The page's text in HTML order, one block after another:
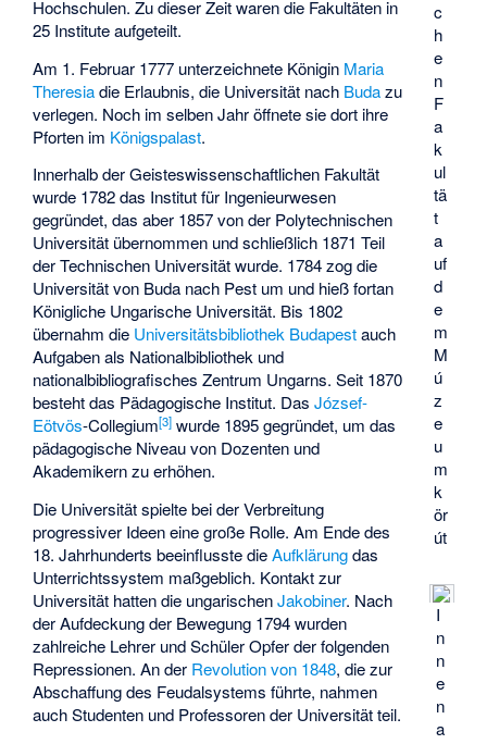
c
h
e
n
F
a
k
ul
tä
t
a
uf
d
e
m
M
ú
z
e
u
m
k
ör
út
I
n
n
e
n
a
Hochschulen. Zu dieser Zeit waren die Fakultäten in
25 Institute aufgeteilt.
Am 1. Februar 1777 unterzeichnete Königin Maria
Theresiadie Erlaubnis, die Universität nach Budazu
verlegen. Noch im selben Jahr öffnete sie dort ihre
Pforten im Königspalast.
Innerhalb der Geisteswissenschaftlichen Fakultät
wurde 1782 das Institut für Ingenieurwesen
gegründet, das aber 1857 von der Polytechnischen
Universität übernommen und schließlich 1871 Teil
der Technischen Universität wurde. 1784 zog die
Universität von Buda nach Pest um und hieß fortan
Königliche Ungarische Universität. Bis 1802
übernahm die Universitätsbibliothek Budapestauch
Aufgaben als Nationalbibliothek und
nationalbibliografisches Zentrum Ungarns. Seit 1870
besteht das Pädagogische Institut. DasJózsef-
Eötvös-Collegium[3] wurde 1895 gegründet, um das
pädagogische Niveau von Dozenten und
Akademikern zu erhöhen.
Die Universität spielte bei der Verbreitung
progressiver Ideen eine große Rolle. Am Ende des
18. Jahrhunderts beeinflusste dieAufklärungdas
Unterrichtssystem maßgeblich. Kontakt zur
Universität hatten die ungarischenJakobiner. Nach
der Aufdeckung der Bewegung 1794 wurden
zahlreiche Lehrer und Schüler Opfer der folgenden
Repressionen. An der Revolution von 1848, die zur
Abschaffung des Feudalsystems führte, nahmen
auch Studenten und Professoren der Universität teil.